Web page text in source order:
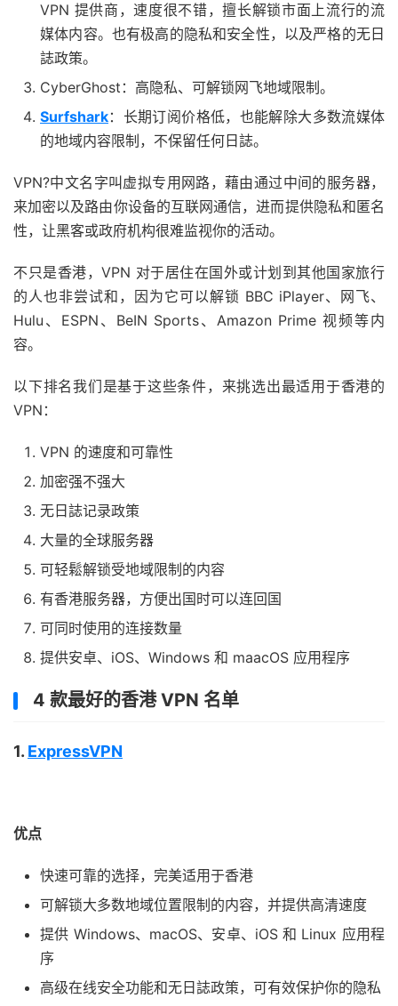
VPN 提供商，速度很不错，擅长解锁市面上流行的流
媒体内容。也有极高的隐私和安全性，以及严格的无日
誌政策。
CyberGhost：高隐私、可解锁网飞地域限制。
Surfshark：长期订阅价格低，也能解除大多数流媒体
的地域内容限制，不保留任何日誌。
VPN?中文名字叫虚拟专用网路，藉由通过中间的服务器，
来加密以及路由你设备的互联网通信，进而提供隐私和匿名
性，让黑客或政府机构很难监视你的活动。
不只是香港，VPN 对于居住在国外或计划到其他国家旅行
的人也非尝试和，因为它可以解锁 BBC iPlayer、网飞、
Hulu、ESPN、BeIN Sports、Amazon Prime 视频等内
容。
以下排名我们是基于这些条件，来挑选出最适用于香港的
VPN：
VPN 的速度和可靠性
加密强不强大
无日誌记录政策
大量的全球服务器
可轻鬆解锁受地域限制的内容
有香港服务器，方便出国时可以连回国
可同时使用的连接数量
提供安卓、iOS、Windows 和 maacOS 应用程序
4 款最好的香港 VPN 名单
1. ExpressVPN
优点
快速可靠的选择，完美适用于香港
可解锁大多数地域位置限制的内容，并提供高清速度
提供 Windows、macOS、安卓、iOS 和 Linux 应用程
序
高级在线安全功能和无日誌政策，可有效保护你的隐私